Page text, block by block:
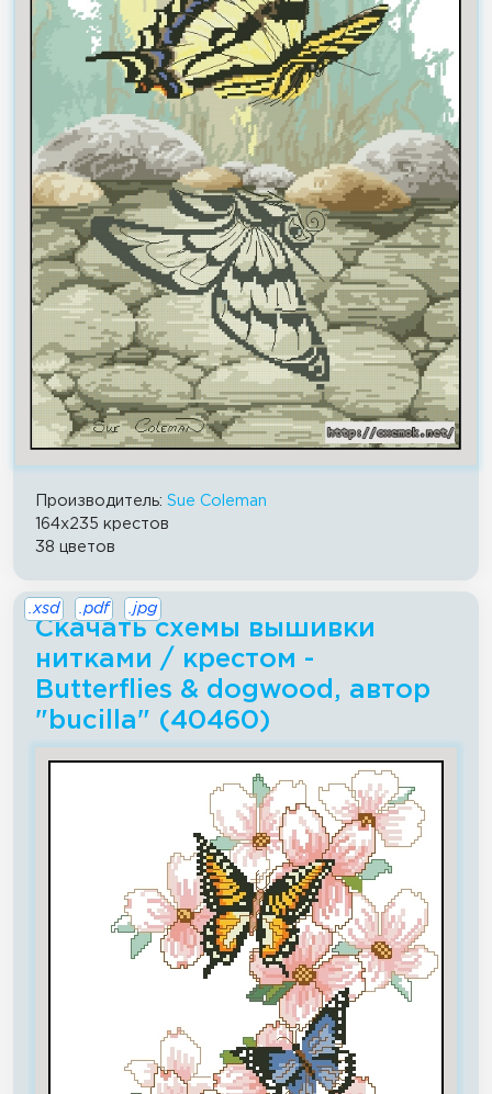
Производитель: Sue Coleman
164x235 крестов
38 цветов
Скачать схемы вышивки
нитками / крестом -
Butterflies & dogwood, автор
"bucilla" (40460)
.xsd .pdf .jpg